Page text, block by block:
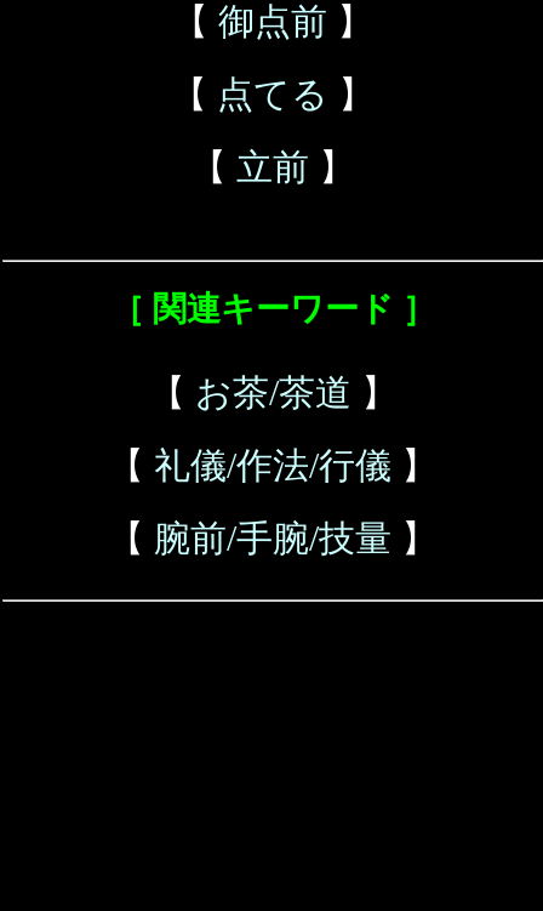
【 御点前 】
【 点てる 】
【 立前 】
［ 関連キーワード ］
【 お茶/茶道 】
【 礼儀/作法/行儀 】
【 腕前/手腕/技量 】